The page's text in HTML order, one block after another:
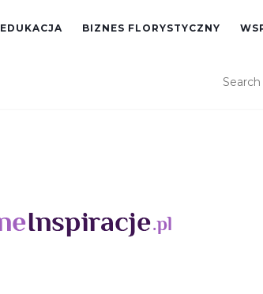
EDUKACJA BIZNES FLORYSTYCZNY